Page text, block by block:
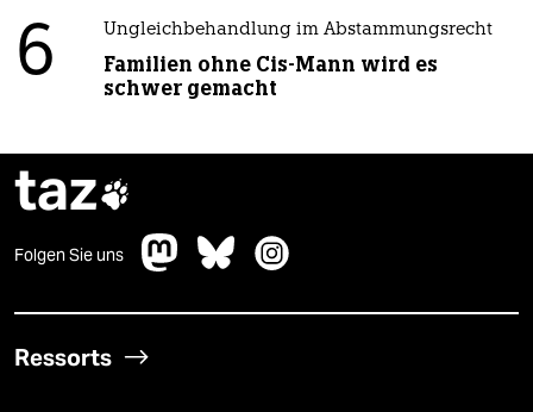
6 Ungleichbehandlung im Abstammungsrecht
Familien ohne Cis-Mann wird es
schwer gemacht
taz
Folgen Sie uns
Ressorts